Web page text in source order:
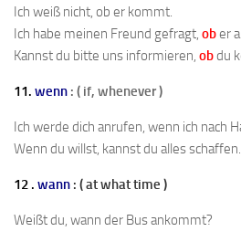
Ich weiß nicht, ob er kommt.
Ich habe meinen Freund gefragt, ober
Kannst du bitte uns informieren, obdu
11. wenn : ( if, whenever )
Ich werde dich anrufen, wenn ich nach
Wenn du willst, kannst du alles schaffen.
12 . wann : ( at what time )
Weißt du, wann der Bus ankommt?